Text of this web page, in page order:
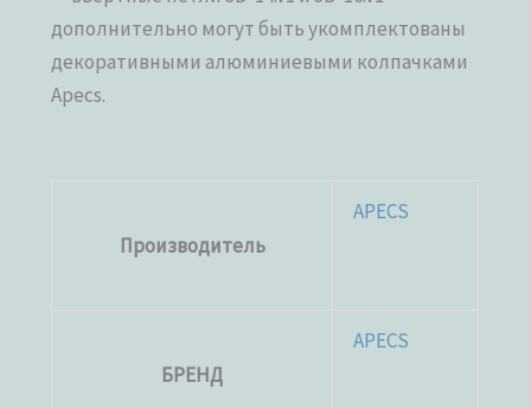
дополнительно могут быть укомплектованы
декоративными алюминиевыми колпачками
Apecs.
Производитель
APECS
БРЕНД
APECS